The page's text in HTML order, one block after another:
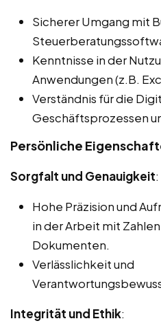
Sicherer Umgang mit
Kenntnisse in der
Anwendungen (z.B.
Verständnis für die
Geschäftsprozessen
Persönliche
Sorgfalt und Genauigkeit:
Hohe Präzision und
in der Arbeit mit
Dokumenten.
Verlässlichkeit und
Integrität und Ethik: